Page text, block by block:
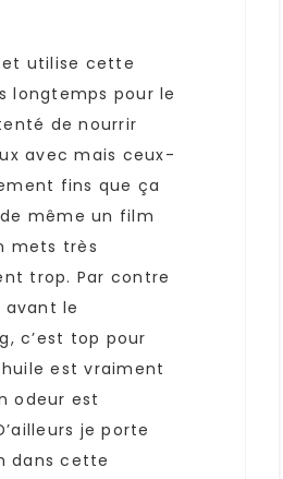
et utilise cette
longtemps pour le
de nourrir
avec mais ceux-
fins que ça
même un film
mets très
trop. Par contre
avant le
c’est top pour
est vraiment
odeur est
je porte
dans cette